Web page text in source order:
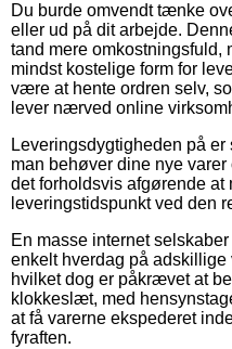
Du burde omvendt tænke
eller ud på dit arbejde.
tand mere omkostningsfuld,
mindst kostelige form for
være at hente ordren selv,
lever nærved online
Leveringsdygtigheden på
man behøver dine nye
det forholdsvis afgørende at
leveringstidspunkt ved den
En masse internet
enkelt hverdag på adskillige
hvilket dog er påkrævet at
klokkeslæt, med
at få varerne ekspederet
fyraften.